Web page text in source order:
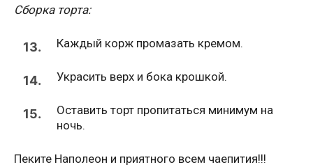
Сборка торта:
13. Каждый корж промазать кремом.
14. Украсить верх и бока крошкой.
15.
Оставить торт пропитаться минимум на
ночь.
Пеките Наполеон и приятного всем чаепития!!!